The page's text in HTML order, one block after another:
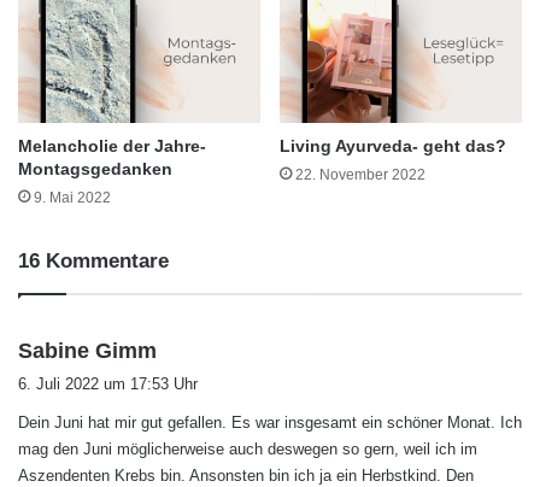
Melancholie der Jahre-
Montagsgedanken
9. Mai 2022
Living Ayurveda- geht das?
22. November 2022
16 Kommentare
Sabine Gimm
a
t
:
6. Juli 2022 um 17:53 Uhr
Dein Juni hat mir gut gefallen. Es war insgesamt ein schöner Monat. Ich
mag den Juni möglicherweise auch deswegen so gern, weil ich im
Aszendenten Krebs bin. Ansonsten bin ich ja ein Herbstkind. Den